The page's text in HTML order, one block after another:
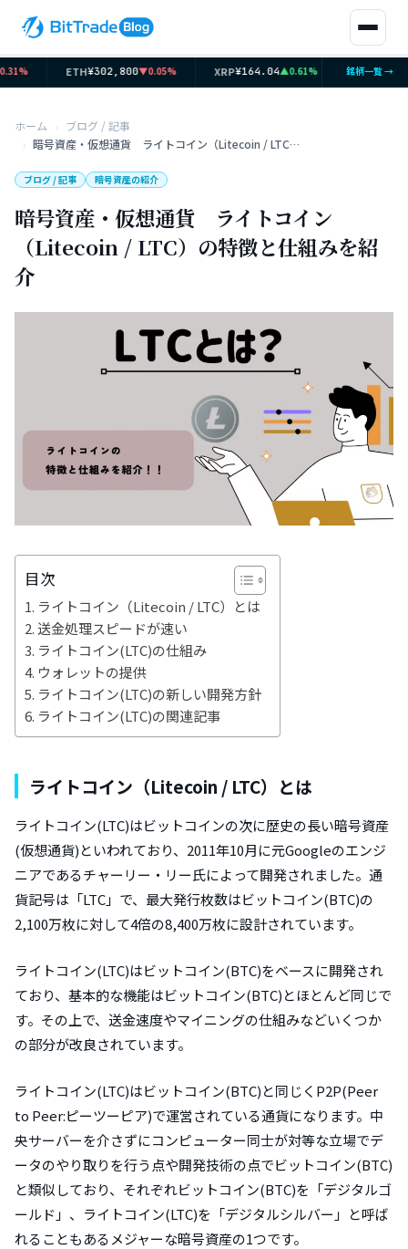
ETH¥302,800▼0.05% XRP¥164.04▲0.61% SOL¥12,014
銘柄一覧 →
ホーム
ブログ / 記事
暗号資産・仮想通貨 ライトコイン（Litecoin / LTC）の特徴と仕組みを紹介
ブログ / 記事 暗号資産の紹介
暗号資産・仮想通貨 ライトコイン
（Litecoin / LTC）の特徴と仕組みを紹
介
目次
ライトコイン（Litecoin / LTC）とは
送金処理スピードが速い
ライトコイン(LTC)の仕組み
ウォレットの提供
ライトコイン(LTC)の新しい開発方針
ライトコイン(LTC)の関連記事
ライトコイン（Litecoin / LTC）とは
ライトコイン(LTC)はビットコインの次に歴史の長い暗号資産
(仮想通貨)といわれており、2011年10月に元Googleのエンジ
ニアであるチャーリー・リー氏によって開発されました。通
貨記号は「LTC」で、最大発行枚数はビットコイン(BTC)の
2,100万枚に対して4倍の8,400万枚に設計されています。
ライトコイン(LTC)はビットコイン(BTC)をベースに開発され
ており、基本的な機能はビットコイン(BTC)とほとんど同じで
す。その上で、送金速度やマイニングの仕組みなどいくつか
の部分が改良されています。
ライトコイン(LTC)はビットコイン(BTC)と同じくP2P(Peer
to Peer:ピーツーピア)で運営されている通貨になります。中
央サーバーを介さずにコンピューター同士が対等な立場でデ
ータのやり取りを行う点や開発技術の点でビットコイン(BTC)
と類似しており、それぞれビットコイン(BTC)を「デジタルゴ
ールド」、ライトコイン(LTC)を「デジタルシルバー」と呼ば
れることもあるメジャーな暗号資産の1つです。